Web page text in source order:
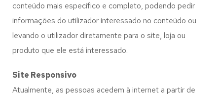
conteúdo mais específico e completo, podendo pedir
informações do utilizador interessado no conteúdo ou
levando o utilizador diretamente para o site, loja ou
produto que ele está interessado.
Site Responsivo
Atualmente, as pessoas acedem à internet a partir de